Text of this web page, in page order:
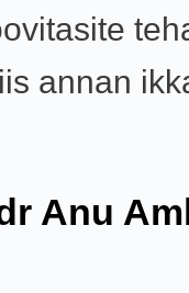
annan
Anu